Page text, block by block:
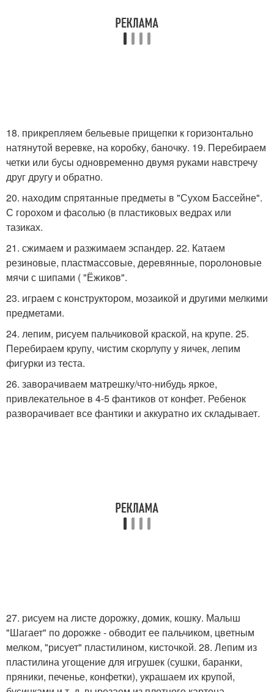
18. прикрепляем бельевые прищепки к горизонтально
натянутой веревке, на коробку, баночку. 19. Перебираем
четки или бусы одновременно двумя руками навстречу
друг другу и обратно.
20. находим спрятанные предметы в "Сухом Бассейне".
С горохом и фасолью (в пластиковых ведрах или
тазиках.
21. сжимаем и разжимаем эспандер. 22. Катаем
резиновые, пластмассовые, деревянные, поролоновые
мячи с шипами ( "Ёжиков".
23. играем с конструктором, мозаикой и другими мелкими
предметами.
24. лепим, рисуем пальчиковой краской, на крупе. 25.
Перебираем крупу, чистим скорлупу у яичек, лепим
фигурки из теста.
26. заворачиваем матрешку/что-нибудь яркое,
привлекательное в 4-5 фантиков от конфет. Ребенок
разворачивает все фантики и аккуратно их складывает.
27. рисуем на листе дорожку, домик, кошку. Малыш
"Шагает" по дорожке - обводит ее пальчиком, цветным
мелком, "рисует" пластилином, кисточкой. 28. Лепим из
пластилина угощение для игрушек (сушки, баранки,
пряники, печенье, конфетки), украшаем их крупой,